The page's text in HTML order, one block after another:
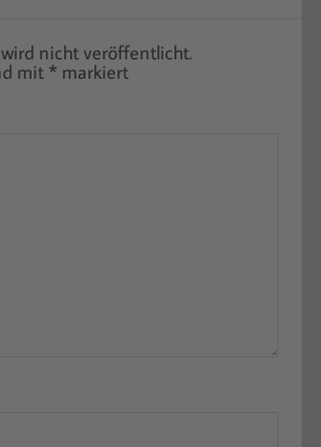
nicht veröffentlicht.
mit * markiert